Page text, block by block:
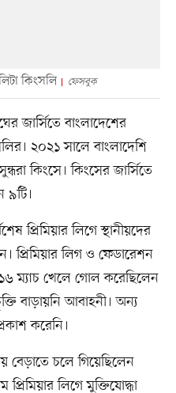
কিংসলি ফেসবুক
জার্সিতে বাংলাদেশের
২০২১ সালে বাংলাদেশি
কিংসে। কিংসের জার্সিতে
প্রিমিয়ার লিগে স্থানীয়দের
প্রিমিয়ার লিগ ও ফেডারেশন
ম্যাচ খেলে গোল করেছিলেন
বাড়ায়নি আবাহনী। অন্য
করেনি।
বেড়াতে চলে গিয়েছিলেন
প্রিমিয়ার লিগে মুক্তিযোদ্ধা